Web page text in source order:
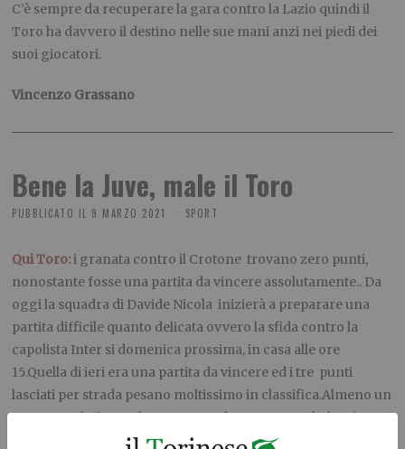
C’è sempre da recuperare la gara contro la Lazio quindi il
Toro ha davvero il destino nelle sue mani anzi nei piedi dei
suoi giocatori.
Vincenzo Grassano
Bene la Juve, male il Toro
PUBBLICATO IL 9 MARZO 2021 SPORT
Qui Toro:i granata contro il Crotone trovano zero punti,
nonostante fosse una partita da vincere assolutamente.. Da
oggi la squadra di Davide Nicolainizierà a preparare una
partita difficile quanto delicata ovvero la sfida contro la
capolista Inter si domenica prossima, in casa alle ore
15.Quella di ieri era una partita da vincere ed i tre punti
lasciati per strada pesano moltissimo in classifica.Almeno un
punto era da fare. Ed ora punto e daccapo. Vero è che ci sono
da recuperare 2 gare, contro Sassuolo e Lazio, ma la verità è